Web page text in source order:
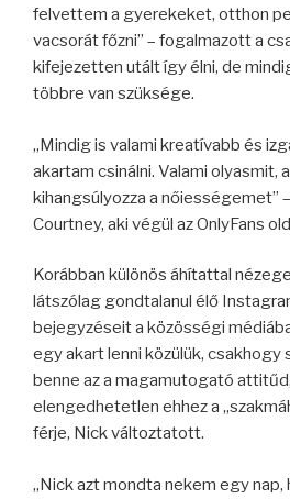
felvettem a gyerekeket, otthon
vacsorát főzni” – fogalmazott a
kifejezetten utált így élni, de
többre van szüksége.
„Mindig is valami kreatívabb és
akartam csinálni. Valami olyasmit,
kihangsúlyozza a nőiességemet”
Courtney, aki végül az OnlyFans
Korábban különös áhítattal
látszólag gondtalanul élő
bejegyzéseit a közösségi
egy akart lenni közülük,
benne az a magamutogató
elengedhetetlen ehhez a
férje, Nick változtatott.
„Nick azt mondta nekem egy